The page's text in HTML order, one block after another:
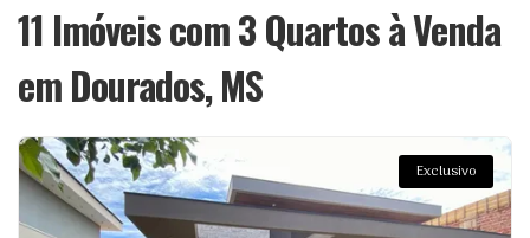
11 Imóveis com 3 Quartos à Venda
em Dourados, MS
Exclusivo